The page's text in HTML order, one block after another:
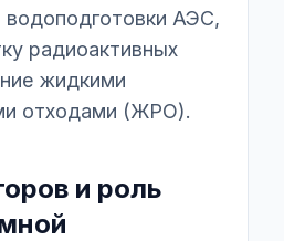
АЭС,
радиоактивных
жидкими
отходами (ЖРО).
и роль